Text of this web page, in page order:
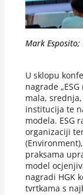
Mark Esposito;
U sklopu
nagrade
mala,
institucija te
modela. ESG
organizaciji
praksama
model
nagradi HGK
tvrtkama s